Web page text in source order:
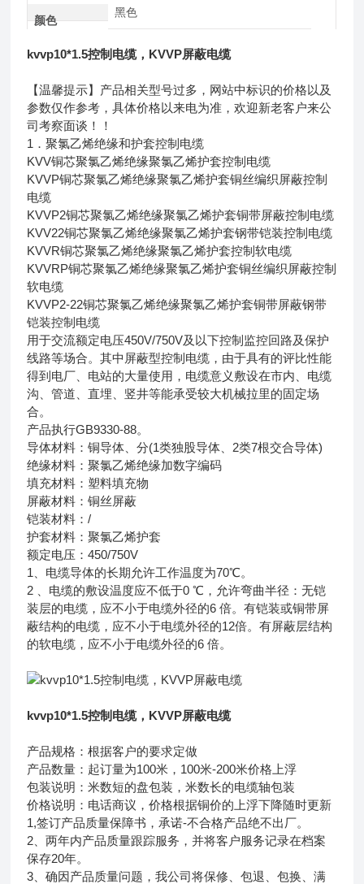
颜色
黑色
kvvp10*1.5控制电缆，KVVP屏蔽电缆
【温馨提示】产品相关型号过多，网站中标识的价格以及
参数仅作参考，具体价格以来电为准，欢迎新老客户来公
司考察面谈！！
1．聚氯乙烯绝缘和护套控制电缆
KVV铜芯聚氯乙烯绝缘聚氯乙烯护套控制电缆
KVVP铜芯聚氯乙烯绝缘聚氯乙烯护套铜丝编织屏蔽控制
电缆
KVVP2铜芯聚氯乙烯绝缘聚氯乙烯护套铜带屏蔽控制电缆
KVV22铜芯聚氯乙烯绝缘聚氯乙烯护套钢带铠装控制电缆
KVVR铜芯聚氯乙烯绝缘聚氯乙烯护套控制软电缆
KVVRP铜芯聚氯乙烯绝缘聚氯乙烯护套铜丝编织屏蔽控制
软电缆
KVVP2-22铜芯聚氯乙烯绝缘聚氯乙烯护套铜带屏蔽钢带
铠装控制电缆
用于交流额定电压450V/750V及以下控制监控回路及保护
线路等场合。其中屏蔽型控制电缆，由于具有的评比性能
得到电厂、电站的大量使用，电缆意义敷设在市内、电缆
沟、管道、直埋、竖井等能承受较大机械拉里的固定场
合。
产品执行GB9330-88。
导体材料：铜导体、分(1类独股导体、2类7根交合导体)
绝缘材料：聚氯乙烯绝缘加数字编码
填充材料：塑料填充物
屏蔽材料：铜丝屏蔽
铠装材料：/
护套材料：聚氯乙烯护套
额定电压：450/750V
1、电缆导体的长期允许工作温度为70℃。
2 、电缆的敷设温度应不低于0 ℃，允许弯曲半径：无铠
装层的电缆，应不小于电缆外径的6 倍。有铠装或铜带屏
蔽结构的电缆，应不小于电缆外径的12倍。有屏蔽层结构
的软电缆，应不小于电缆外径的6 倍。
kvvp10*1.5控制电缆，KVVP屏蔽电缆
产品规格：根据客户的要求定做
产品数量：起订量为100米，100米-200米价格上浮
包装说明：米数短的盘包装，米数长的电缆轴包装
价格说明：电话商议，价格根据铜价的上浮下降随时更新
1,签订产品质量保障书，承诺-不合格产品绝不出厂。
2、两年内产品质量跟踪服务，并将客户服务记录在档案
保存20年。
3、确因产品质量问题，我公司将保修、包退、包换、满